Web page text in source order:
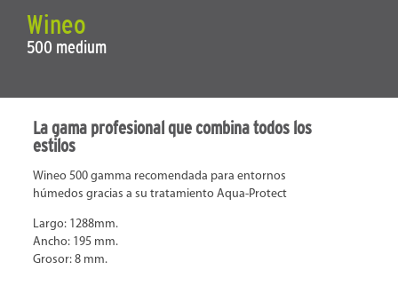
Wineo
500 medium
La gama profesional que combina todos los
estilos
Wineo 500 gamma recomendada para entornos
húmedos gracias a su tratamiento Aqua-Protect
Largo: 1288mm.
Ancho: 195 mm.
Grosor: 8 mm.